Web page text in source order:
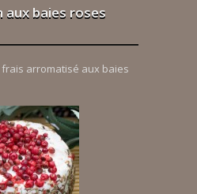
baies roses
arromatisé aux baies